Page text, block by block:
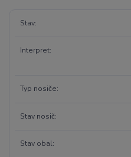
Stav
Interpret
Typ nosiče
Stav nosič
Stav obal